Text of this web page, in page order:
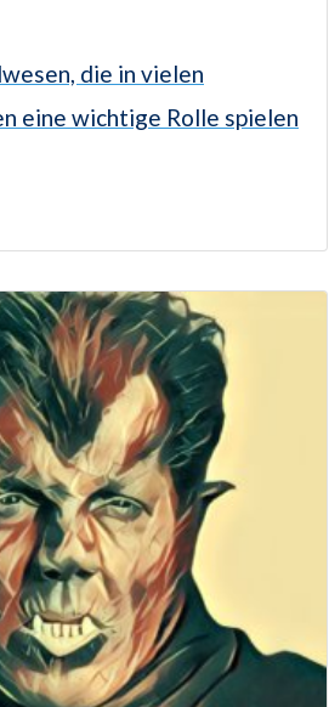
die in vielen
eine wichtige Rolle spielen